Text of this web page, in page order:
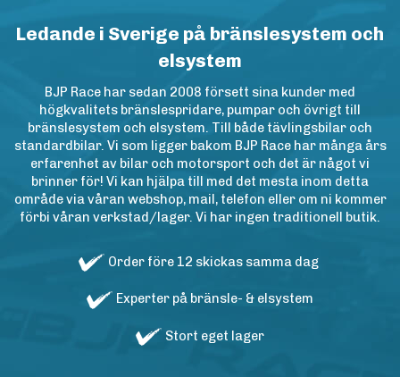
Ledande i Sverige på bränslesystem och
elsystem
BJP Race har sedan 2008 försett sina kunder med
högkvalitets bränslespridare, pumpar och övrigt till
bränslesystem och elsystem. Till både tävlingsbilar och
standardbilar. Vi som ligger bakom BJP Race har många års
erfarenhet av bilar och motorsport och det är något vi
brinner för! Vi kan hjälpa till med det mesta inom detta
område via våran webshop, mail, telefon eller om ni kommer
förbi våran verkstad/lager. Vi har ingen traditionell butik.
Order före 12 skickas samma dag
Experter på bränsle- & elsystem
Stort eget lager